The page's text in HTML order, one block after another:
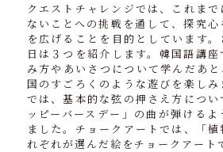
クエストチャレンジでは、これま
ないことへの挑戦を通して、探究
を広げることを目的としています
日は３つを紹介します。韓国語講
み方やあいさつについて学んだあ
国のすごろくのような遊びを楽し
では、基本的な弦の押さえ方につ
ッピーバースデー」の曲が弾ける
ました。チョークアートでは、「
れぞれが選んだ絵をチョークアート